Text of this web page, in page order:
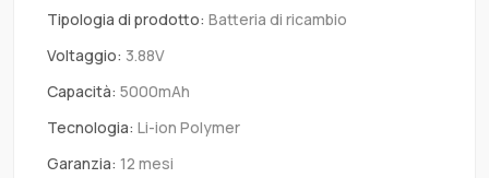
Tipologia di prodotto: Batteria di ricambio
Voltaggio: 3.88V
Capacità: 5000mAh
Tecnologia: Li-ion Polymer
Garanzia: 12 mesi